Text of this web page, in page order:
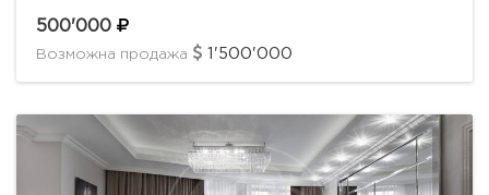
индивидуальному проекту. планировка включает в
себя:Гостиную с обеденной зоной...
500'000
Возможна продажа 1'500'000